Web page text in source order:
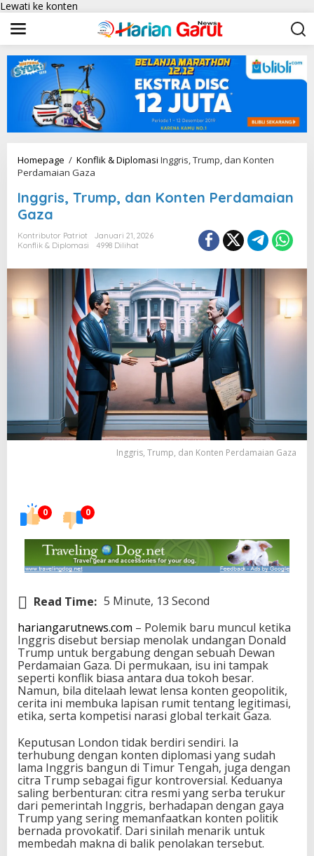
Lewati ke konten
Homepage / Konflik & Diplomasi Inggris, Trump, dan Konten
Perdamaian Gaza
Inggris, Trump, dan Konten Perdamaian
Gaza
Kontributor Patriot
Januari 21, 2026
Konflik & Diplomasi
4998 Dilihat
Inggris, Trump, dan Konten Perdamaian Gaza
0 0
Read Time: 5 Minute, 13 Second
hariangarutnews.com – Polemik baru muncul ketika
Inggris disebut bersiap menolak undangan Donald
Trump untuk bergabung dengan sebuah Dewan
Perdamaian Gaza. Di permukaan, isu ini tampak
seperti konflik biasa antara dua tokoh besar.
Namun, bila ditelaah lewat lensa konten geopolitik,
cerita ini membuka lapisan rumit tentang legitimasi,
etika, serta kompetisi narasi global terkait Gaza.
Keputusan London tidak berdiri sendiri. Ia
terhubung dengan konten diplomasi yang sudah
lama Inggris bangun di Timur Tengah, juga dengan
citra Trump sebagai figur kontroversial. Keduanya
saling berbenturan: citra resmi yang serba terukur
dari pemerintah Inggris, berhadapan dengan gaya
Trump yang sering memanfaatkan konten politik
bernada provokatif. Dari sinilah menarik untuk
membedah makna di balik penolakan tersebut.